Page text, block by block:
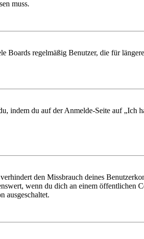
muss.
Boards regelmäßig Benutzer, die für
indem du auf der Anmelde-Seite auf „Ich
den Missbrauch deines
wenn du dich an einem öffentlichen
ausgeschaltet.